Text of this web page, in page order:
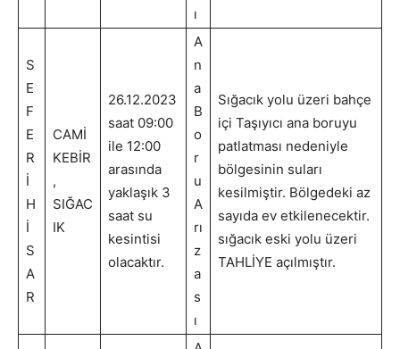
ı
S
E
F
E
R
İ
H
İ
S
A
R
CAMİ
KEBİR
,
SIĞAC
IK
26.12.2023
saat 09:00
ile 12:00
arasında
yaklaşık 3
saat su
kesintisi
olacaktır.
A
n
a
B
o
r
u
A
rı
z
a
s
ı
Sığacık yolu üzeri bahçe
içi Taşıyıcı ana boruyu
patlatması nedeniyle
bölgesinin suları
kesilmiştir. Bölgedeki az
sayıda ev etkilenecektir.
sığacık eski yolu üzeri
TAHLİYE açılmıştır.